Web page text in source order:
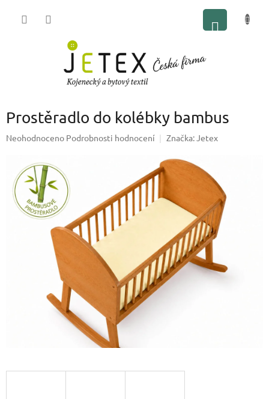
Prostěradlo do kolébky bambus
Průměrné
produktu
0,0
hvězdiček.
Neohodnoceno Podrobnosti hodnocení Značka:Jetex